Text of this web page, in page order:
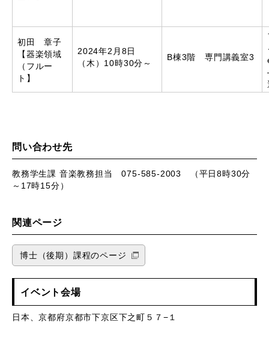
初田 章子
【器楽領域
（フルー
ト】
2024年2月8日
（木）10時30分～
B棟3階 専門講義室3
問い合わせ先
教務学生課 音楽教務担当 075-585-2003 （平日8時30分
～17時15分）
関連ページ
博士（後期）課程のページ
イベント会場
日本、京都府京都市下京区下之町５７−１